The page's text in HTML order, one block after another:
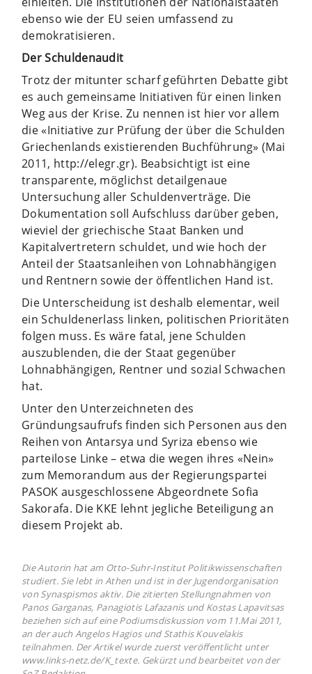
ebenso wie der EU seien umfassend zu
demokratisieren.
Der Schuldenaudit
Trotz der mitunter scharf geführten Debatte gibt
es auch gemeinsame Initiativen für einen linken
Weg aus der Krise. Zu nennen ist hier vor allem
die «Initiative zur Prüfung der über die Schulden
Griechenlands existierenden Buchführung» (Mai
2011, http://elegr.gr). Beabsichtigt ist eine
transparente, möglichst detailgenaue
Untersuchung aller Schuldenverträge. Die
Dokumentation soll Aufschluss darüber geben,
wieviel der griechische Staat Banken und
Kapitalvertretern schuldet, und wie hoch der
Anteil der Staatsanleihen von Lohnabhängigen
und Rentnern sowie der öffentlichen Hand ist.
Die Unterscheidung ist deshalb elementar, weil
ein Schuldenerlass linken, politischen Prioritäten
folgen muss. Es wäre fatal, jene Schulden
auszublenden, die der Staat gegenüber
Lohnabhängigen, Rentner und sozial Schwachen
hat.
Unter den Unterzeichneten des
Gründungsaufrufs finden sich Personen aus den
Reihen von Antarsya und Syriza ebenso wie
parteilose Linke – etwa die wegen ihres «Nein»
zum Memorandum aus der Regierungspartei
PASOK ausgeschlossene Abgeordnete Sofia
Sakorafa. Die KKE lehnt jegliche Beteiligung an
diesem Projekt ab.
Die Autorin hat am Otto-Suhr-Institut Politikwissenschaften
studiert. Sie lebt in Athen und ist in der Jugendorganisation
von Synaspismos aktiv. Die zitierten Stellungnahmen von
Panos Garganas, Panagiotis Lafazanis und Kostas Lapavitsas
beziehen sich auf eine Podiumsdiskussion vom 11.Mai 2011,
an der auch Angelos Hagios und Stathis Kouvelakis
teilnahmen. Der Artikel wurde zuerst veröffentlicht unter
www.links-netz.de/K_texte. Gekürzt und bearbeitet von der